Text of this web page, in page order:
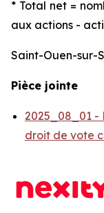
* Total net =
aux actions -
Saint-Ouen-sur-
Pièce jointe
2025_08_01
droit de vote